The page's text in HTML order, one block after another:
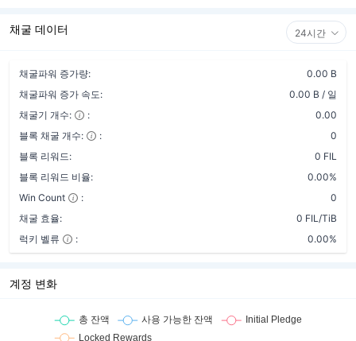
채굴 데이터 24시간
채굴파워 증가량:
0.00 B
채굴파워 증가 속도:
0.00 B / 일
채굴기 개수:
:
0.00
블록 채굴 개수:
:
0
블록 리워드:
0 FIL
블록 리워드 비율:
0.00%
Win Count
:
0
채굴 효율:
0 FIL/TiB
럭키 벨류
: 0.00%
계정 변화